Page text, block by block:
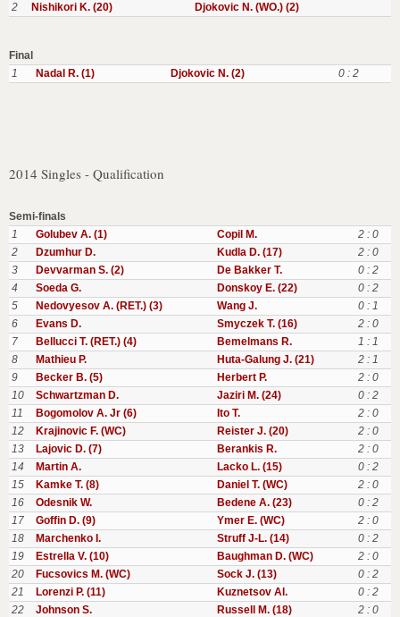
2
Nishikori K. (20) Djokovic N. (WO.) (2)
Final
1
Nadal R. (1) Djokovic N. (2) 0 : 2
2014 Singles - Qualification
Semi-finals
1
Golubev A. (1) Copil M.
2 : 0
2
Dzumhur D. Kudla D. (17)
2 : 0
3
Devvarman S. (2) De Bakker T.
0 : 2
4
Soeda G. Donskoy E. (22)
0 : 2
5
Nedovyesov A. (RET.) (3) Wang J.
0 : 1
6
Evans D. Smyczek T. (16)
2 : 0
7
Bellucci T. (RET.) (4) Bemelmans R.
1 : 1
8
Mathieu P. Huta-Galung J. (21)
2 : 1
9
Becker B. (5) Herbert P.
2 : 0
10
Schwartzman D. Jaziri M. (24)
0 : 2
11
Bogomolov A. Jr (6) Ito T.
2 : 0
12
Krajinovic F. (WC) Reister J. (20)
2 : 0
13
Lajovic D. (7) Berankis R.
2 : 0
14
Martin A. Lacko L. (15)
0 : 2
15
Kamke T. (8) Daniel T. (WC)
2 : 0
16
Odesnik W. Bedene A. (23)
0 : 2
17
Goffin D. (9) Ymer E. (WC)
2 : 0
18
Marchenko I. Struff J-L. (14)
0 : 2
19
Estrella V. (10) Baughman D. (WC)
2 : 0
20
Fucsovics M. (WC) Sock J. (13)
0 : 2
21
Lorenzi P. (11) Kuznetsov Al.
0 : 2
22
Johnson S. Russell M. (18) 2 : 0